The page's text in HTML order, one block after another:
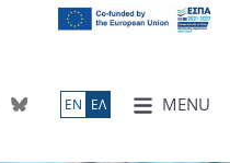
MENU
ΕN ΕΛ